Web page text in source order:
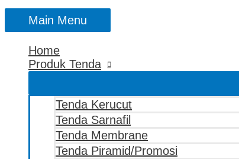
Main Menu
Home
Produk Tenda
Tenda Kerucut
Tenda Sarnafil
Tenda Membrane
Tenda Piramid/Promosi